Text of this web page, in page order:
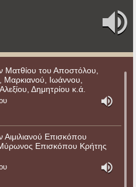
Ματθίου του Αποστόλου,
Μαρκιανού, Ιωάννου,
Δημητρίου κ.ά.
Αιμιλιανού Επισκόπου
Επισκόπου Κρήτης